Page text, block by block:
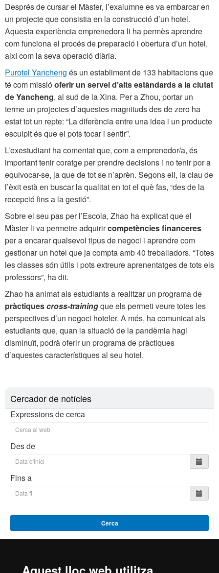
Després de cursar el Màster, l’exalumne es va embarcar en
un projecte que consistia en la construcció d’un hotel.
Aquesta experiència emprenedora li ha permès aprendre
com funciona el procés de preparació i obertura d’un hotel,
així com la seva operació diària.
Purotel Yancheng és un establiment de 133 habitacions que
té com missióoferir un servei d’alts estàndards a la ciutat
de Yancheng, al sud de la Xina. Per a Zhou, portar un
terme un projectes d’aquestes magnituds des de zero ha
estat tot un repte: “La diferència entre una idea i un producte
esculpit és que el pots tocar i sentir”.
L’exestudiant ha comentat que, com a emprenedor/a, és
important tenir coratge per prendre decisions i no tenir por a
equivocar-se, ja que de tot se n’aprèn. Segons ell, la clau de
l’èxit està en buscar la qualitat en tot el què fas, “des de la
recepció fins a la gestió”.
Sobre el seu pas per l’Escola, Zhao ha explicat que el
Màster li va permetre adquirircompetències financeres
per a encarar qualsevol tipus de negoci i aprendre com
gestionar un hotel que ja compta amb 40 treballadors. “Totes
les classes són útils i pots extreure aprenentatges de tots els
professors”, ha dit.
Zhao ha animat als estudiants a realitzar un programa de
pràctiquescross-trainingque els permeti veure totes les
perspectives d’un negoci hoteler. A més, ha comunicat als
estudiants que, quan la situació de la pandèmia hagi
disminuït, podrà oferir un programa de pràctiques
d’aquestes característiques al seu hotel.
Cercador de notícies
Expressions de cerca
Des de
Fins a
Cerca